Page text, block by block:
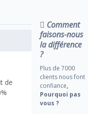
de
Comment
faisons-nous
la différence
?
Plus de 7000
clients nous font
confiance,
Pourquoi pas
vous ?